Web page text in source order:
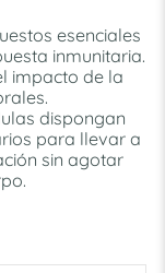
esenciales
inmunitaria.
impacto de la
dispongan
para llevar a
sin agotar